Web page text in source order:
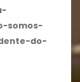
somos-
do-